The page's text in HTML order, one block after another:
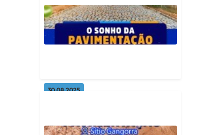
30.08.2025
A pavimentação no Sítio Viração